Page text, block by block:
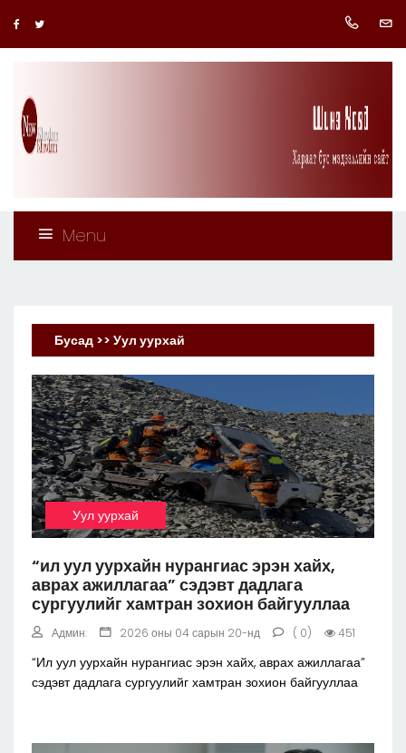
Menu
Бусад >> Уул уурхай
Уул уурхай
“ил уул уурхайн нурангиас эрэн хайх,
аврах ажиллагаа” сэдэвт дадлага
сургуулийг хамтран зохион байгууллаа
Админ: 2026 оны 04 сарын 20-нд ( 0) 451
“Ил уул уурхайн нурангиас эрэн хайх, аврах ажиллагаа”
сэдэвт дадлага сургуулийг хамтран зохион байгууллаа